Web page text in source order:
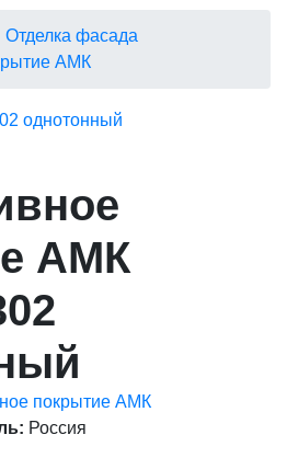
Отделка фасада
АМК
АМК
покрытие АМК
Россия